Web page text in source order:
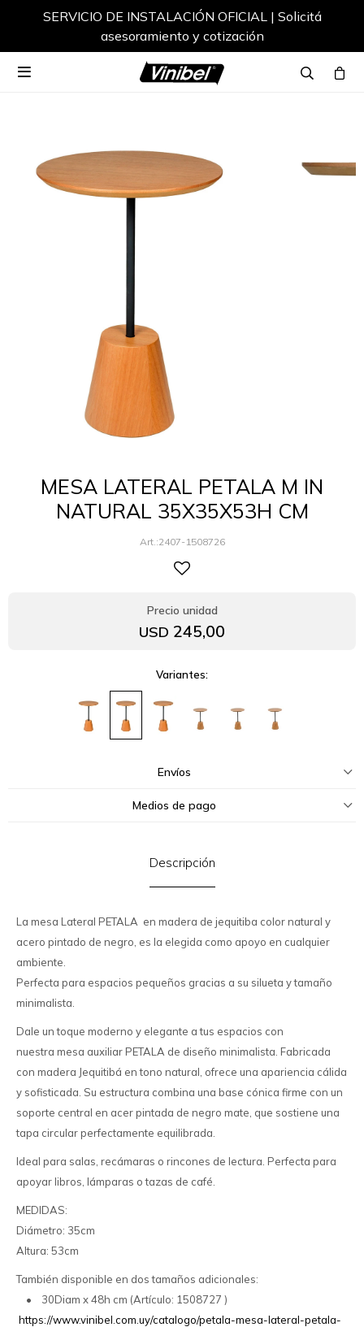
SERVICIO DE INSTALACIÓN OFICIAL | Solicitá
asesoramiento y cotización

MESA LATERAL PETALA M IN
NATURAL 35X35X53H CM
2407-1508726
USD 245,00
Variantes:
Envíos
Medios de pago
Descripción
La mesa Lateral PETALA en madera de jequitiba color natural y
acero pintado de negro, es la elegida como apoyo en cualquier
ambiente.
Perfecta para espacios pequeños gracias a su silueta y tamaño
minimalista.
Dale un toque moderno y elegante a tus espacios con
nuestra mesa auxiliar PETALA de diseño minimalista. Fabricada
con madera Jequitibá en tono natural, ofrece una apariencia cálida
y sofisticada. Su estructura combina una base cónica firme con un
soporte central en acer pintada de negro mate, que sostiene una
tapa circular perfectamente equilibrada.
Ideal para salas, recámaras o rincones de lectura. Perfecta para
apoyar libros, lámparas o tazas de café.
MEDIDAS:
Diámetro: 35cm
Altura: 53cm
También disponible en dos tamaños adicionales:
• 30Diam x 48h cm (Artículo: 1508727 )
https://www.vinibel.com.uy/catalogo/petala-mesa-lateral-petala-